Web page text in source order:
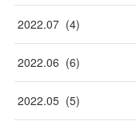
2022.07 (4)
2022.06 (6)
2022.05 (5)